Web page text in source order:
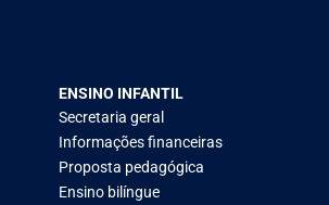
ENSINO INFANTIL
Secretaria geral
Informações financeiras
Proposta pedagógica
Ensino bilíngue